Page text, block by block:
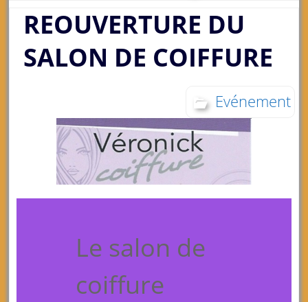
REOUVERTURE DU
SALON DE COIFFURE
Evénement
Le salon de
coiffure